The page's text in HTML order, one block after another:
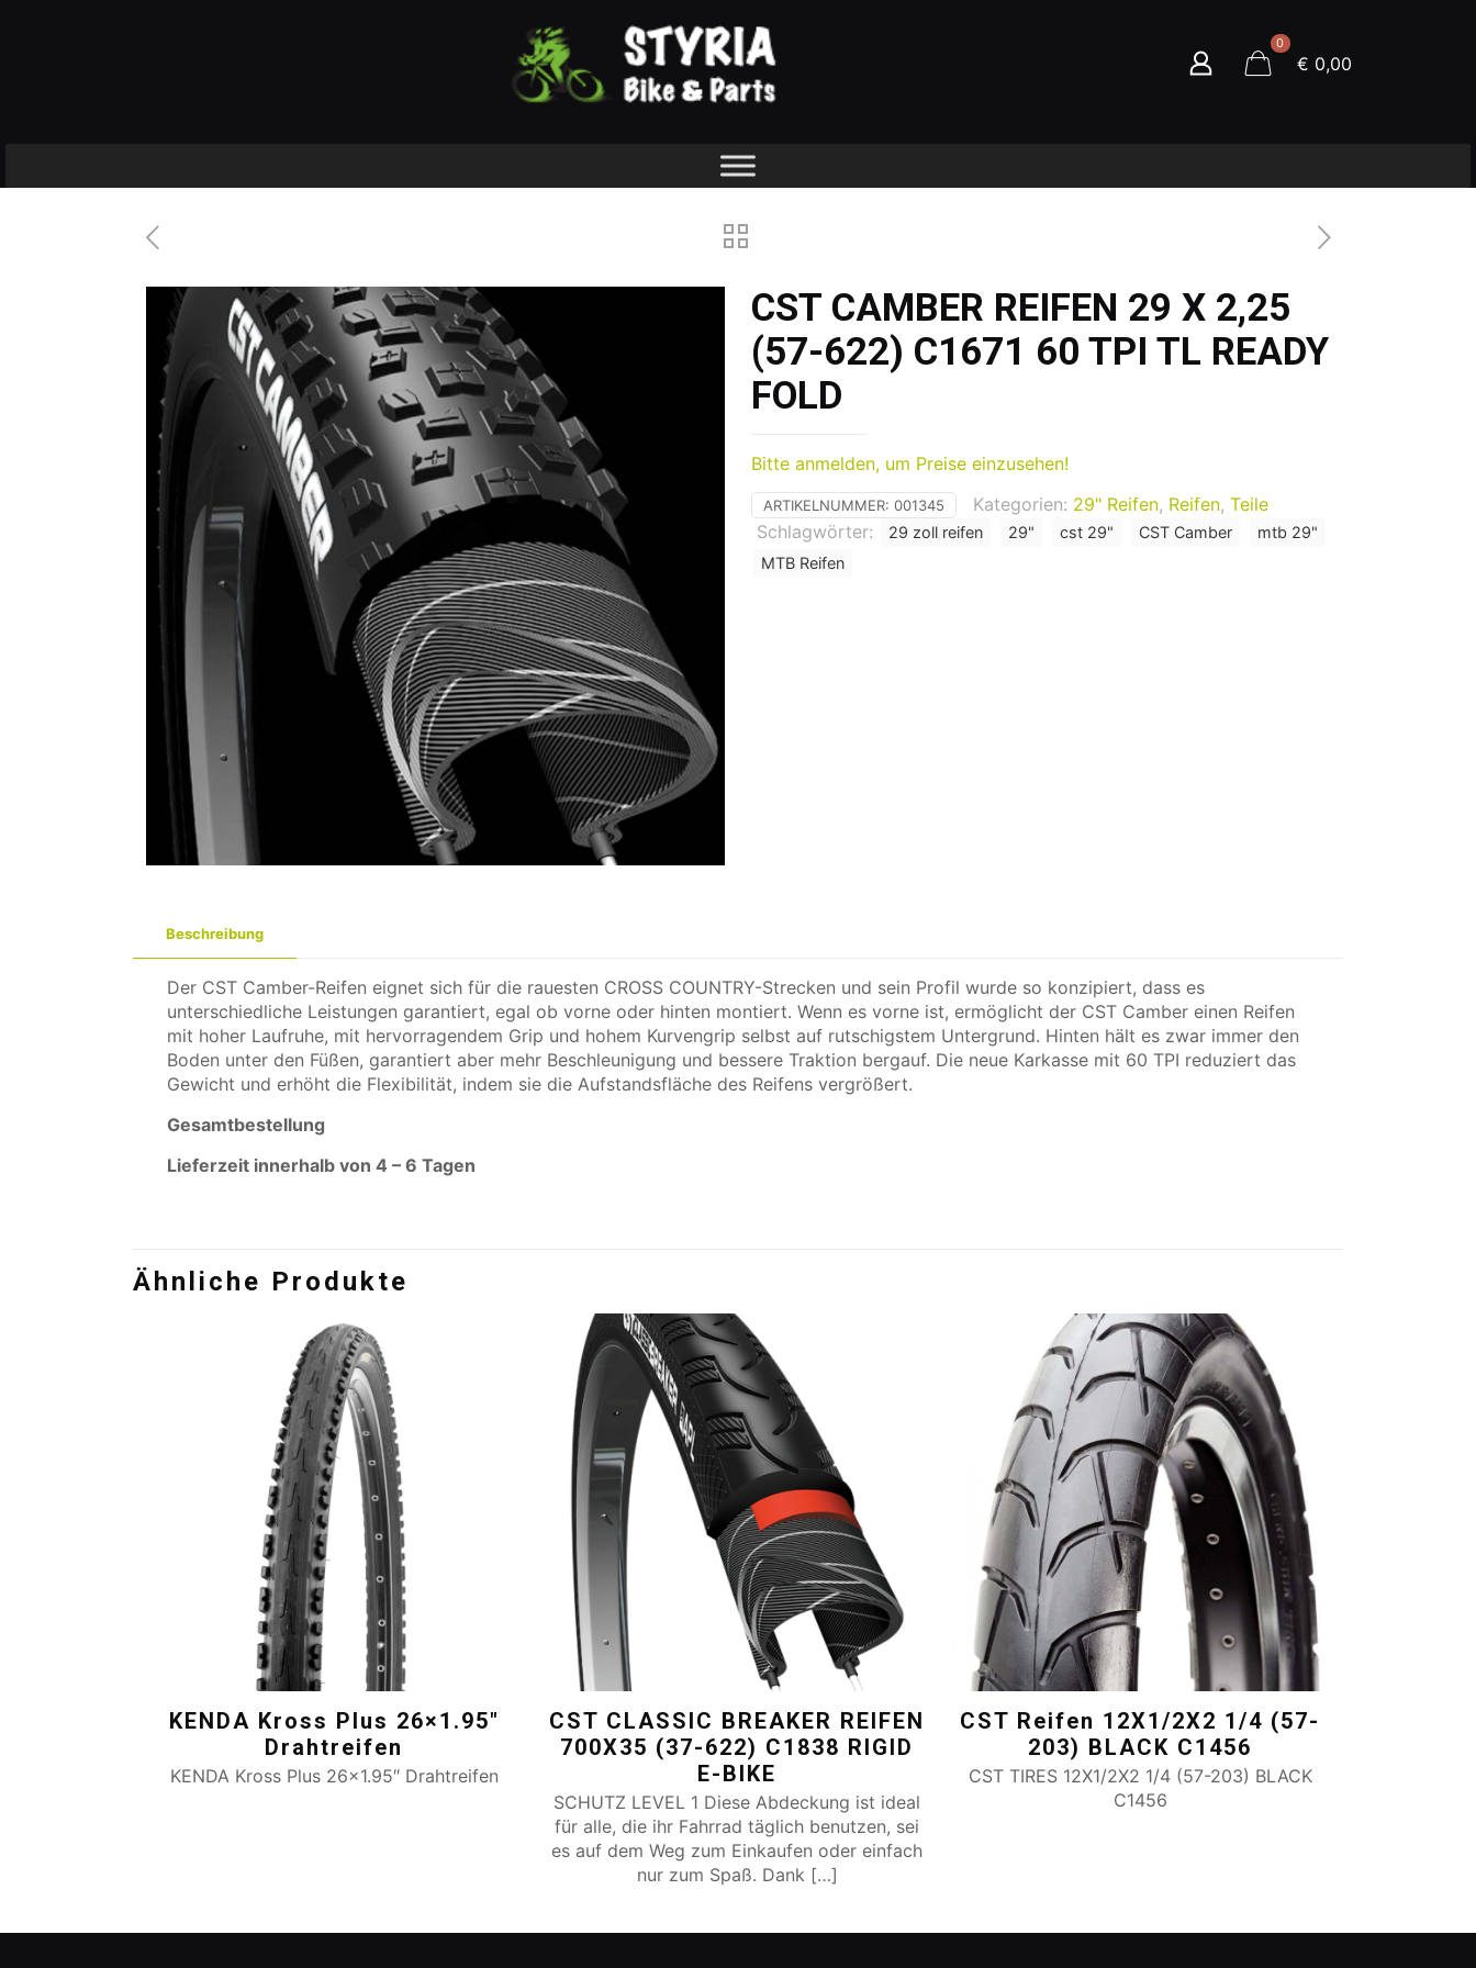
0
€ 0,00
CST CAMBER REIFEN 29 X 2,25
(57-622) C1671 60 TPI TL READY
FOLD
Bitte anmelden, um Preise einzusehen!
ARTIKELNUMMER: 001345 Kategorien: 29" Reifen, Reifen, Teile
Schlagwörter:
29 zoll reifen 29" cst 29" CST Camber
mtb 29"
MTB Reifen
Beschreibung
Der CST Camber-Reifen eignet sich für die rauesten CROSS COUNTRY-Strecken und sein Profil wurde so konzipiert, dass es
unterschiedliche Leistungen garantiert, egal ob vorne oder hinten montiert. Wenn es vorne ist, ermöglicht der CST Camber einen Reifen
mit hoher Laufruhe, mit hervorragendem Grip und hohem Kurvengrip selbst auf rutschigstem Untergrund. Hinten hält es zwar immer den
Boden unter den Füßen, garantiert aber mehr Beschleunigung und bessere Traktion bergauf. Die neue Karkasse mit 60 TPI reduziert das
Gewicht und erhöht die Flexibilität, indem sie die Aufstandsfläche des Reifens vergrößert.
Gesamtbestellung
Lieferzeit innerhalb von 4 – 6 Tagen
Ähnliche Produkte
KENDA Kross Plus 26×1.95″
Drahtreifen
KENDA Kross Plus 26×1.95″ Drahtreifen
CST CLASSIC BREAKER REIFEN
700X35 (37-622) C1838 RIGID
E-BIKE
SCHUTZ LEVEL 1 Diese Abdeckung ist ideal
für alle, die ihr Fahrrad täglich benutzen, sei
es auf dem Weg zum Einkaufen oder einfach
nur zum Spaß. Dank […]
CST Reifen 12X1/2X2 1/4 (57-
203) BLACK C1456
CST TIRES 12X1/2X2 1/4 (57-203) BLACK
C1456